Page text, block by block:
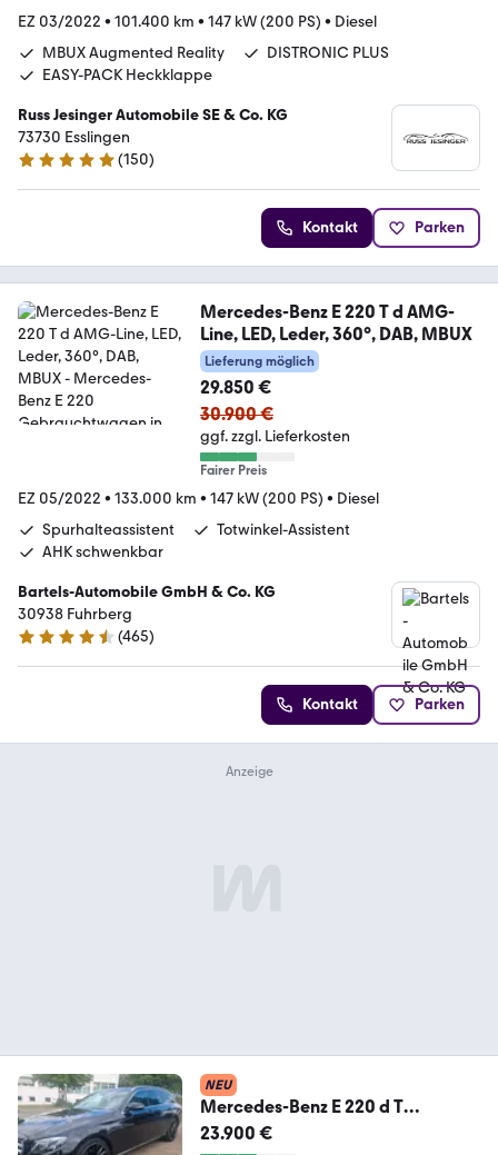
EZ 03/2022 • 101.400 km • 147 kW (200 PS) • Diesel
MBUX Augmented Reality
DISTRONIC PLUS
EASY-PACK Heckklappe
Russ Jesinger Automobile SE & Co. KG
73730 Esslingen
4.9 Sterne
(150)
Kontakt Parken
Mercedes-Benz E 220 T d AMG-
Line, LED, Leder, 360°, DAB, MBUX
Lieferung möglich
29.850 €
30.900 €
ggf. zzgl. Lieferkosten
Fairer Preis
EZ 05/2022 • 133.000 km • 147 kW (200 PS) • Diesel
Spurhalteassistent
Totwinkel-Assistent
AHK schwenkbar
Bartels-Automobile GmbH & Co. KG
30938 Fuhrberg
4.6 Sterne
(465)
Kontakt Parken
NEU
Mercedes-Benz E 220 d T
Autom.LED*Navi*Leder*
23.900 €